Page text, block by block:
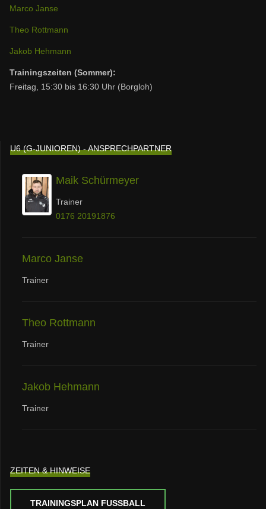
Marco Janse
Theo Rottmann
Jakob Hehmann
Trainingszeiten (Sommer):
Freitag, 15:30 bis 16:30 Uhr (Borgloh)
U6 (G-JUNIOREN) - ANSPRECHPARTNER
Maik Schürmeyer
Trainer
0176 20191876
Marco Janse
Trainer
Theo Rottmann
Trainer
Jakob Hehmann
Trainer
ZEITEN & HINWEISE
TRAININGSPLAN FUSSBALL